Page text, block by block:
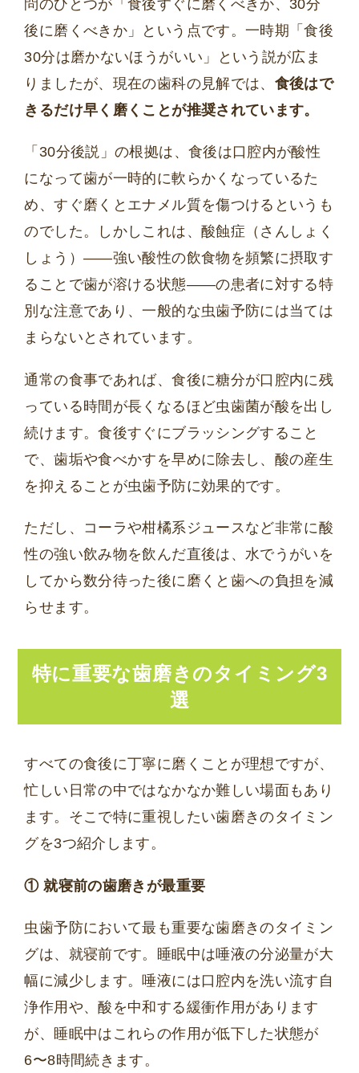
問のひとつが「食後すぐに磨くべきか、30分
後に磨くべきか」という点です。一時期「食後
30分は磨かないほうがいい」という説が広ま
りましたが、現在の歯科の見解では、 食後はで
きるだけ早く磨くことが推奨されています。
「30分後説」の根拠は、食後は口腔内が酸性
になって歯が一時的に軟らかくなっているた
め、すぐ磨くとエナメル質を傷つけるというも
のでした。しかしこれは、酸蝕症（さんしょく
しょう）——強い酸性の飲食物を頻繁に摂取す
ることで歯が溶ける状態——の患者に対する特
別な注意であり、一般的な虫歯予防には当ては
まらないとされています。
通常の食事であれば、食後に糖分が口腔内に残
っている時間が長くなるほど虫歯菌が酸を出し
続けます。食後すぐにブラッシングすること
で、歯垢や食べかすを早めに除去し、酸の産生
を抑えることが虫歯予防に効果的です。
ただし、コーラや柑橘系ジュースなど非常に酸
性の強い飲み物を飲んだ直後は、水でうがいを
してから数分待った後に磨くと歯への負担を減
らせます。
特に重要な歯磨きのタイミング3
選
すべての食後に丁寧に磨くことが理想ですが、
忙しい日常の中ではなかなか難しい場面もあり
ます。そこで特に重視したい歯磨きのタイミン
グを3つ紹介します。
① 就寝前の歯磨きが最重要
虫歯予防において最も重要な歯磨きのタイミン
グは、就寝前です。睡眠中は唾液の分泌量が大
幅に減少します。唾液には口腔内を洗い流す自
浄作用や、酸を中和する緩衝作用があります
が、睡眠中はこれらの作用が低下した状態が
6〜8時間続きます。